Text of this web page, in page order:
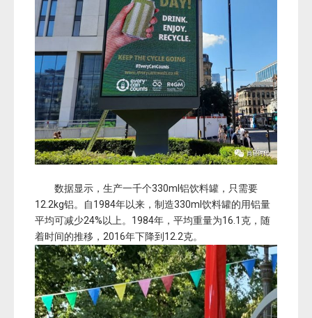
数据显示，生产一千个330ml铝饮料罐，只需要
12.2kg铝。自1984年以来，制造330ml饮料罐的用铝量
平均可减少24%以上。1984年，平均重量为16.1克，随
着时间的推移，2016年下降到12.2克。